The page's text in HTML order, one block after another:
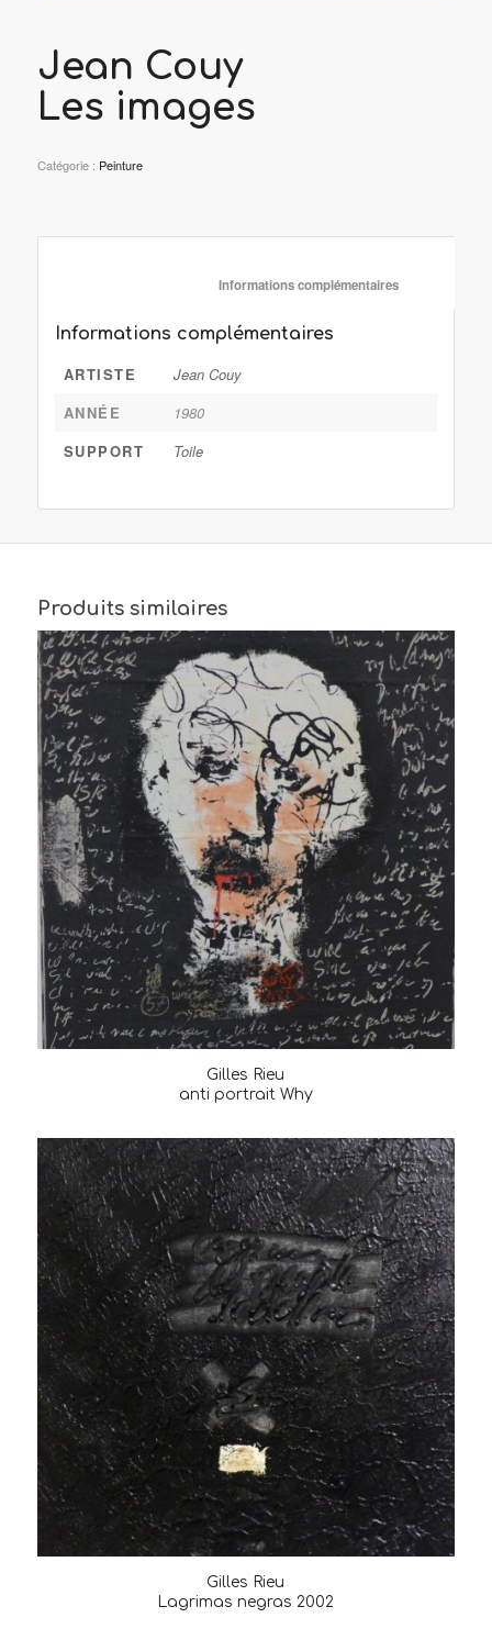
Jean Couy
Les images
Catégorie : Peinture
Informations
Informations complémentaires
ARTISTE
Jean Couy
ANNÉE
1980
SUPPORT
Toile
Produits similaires
Gilles Rieu
anti portrait Why
Gilles Rieu
Lagrimas negras 2002